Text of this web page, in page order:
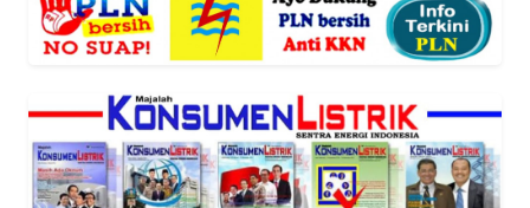
TENTANG
PEDOMAN
MEDIA
SIBER